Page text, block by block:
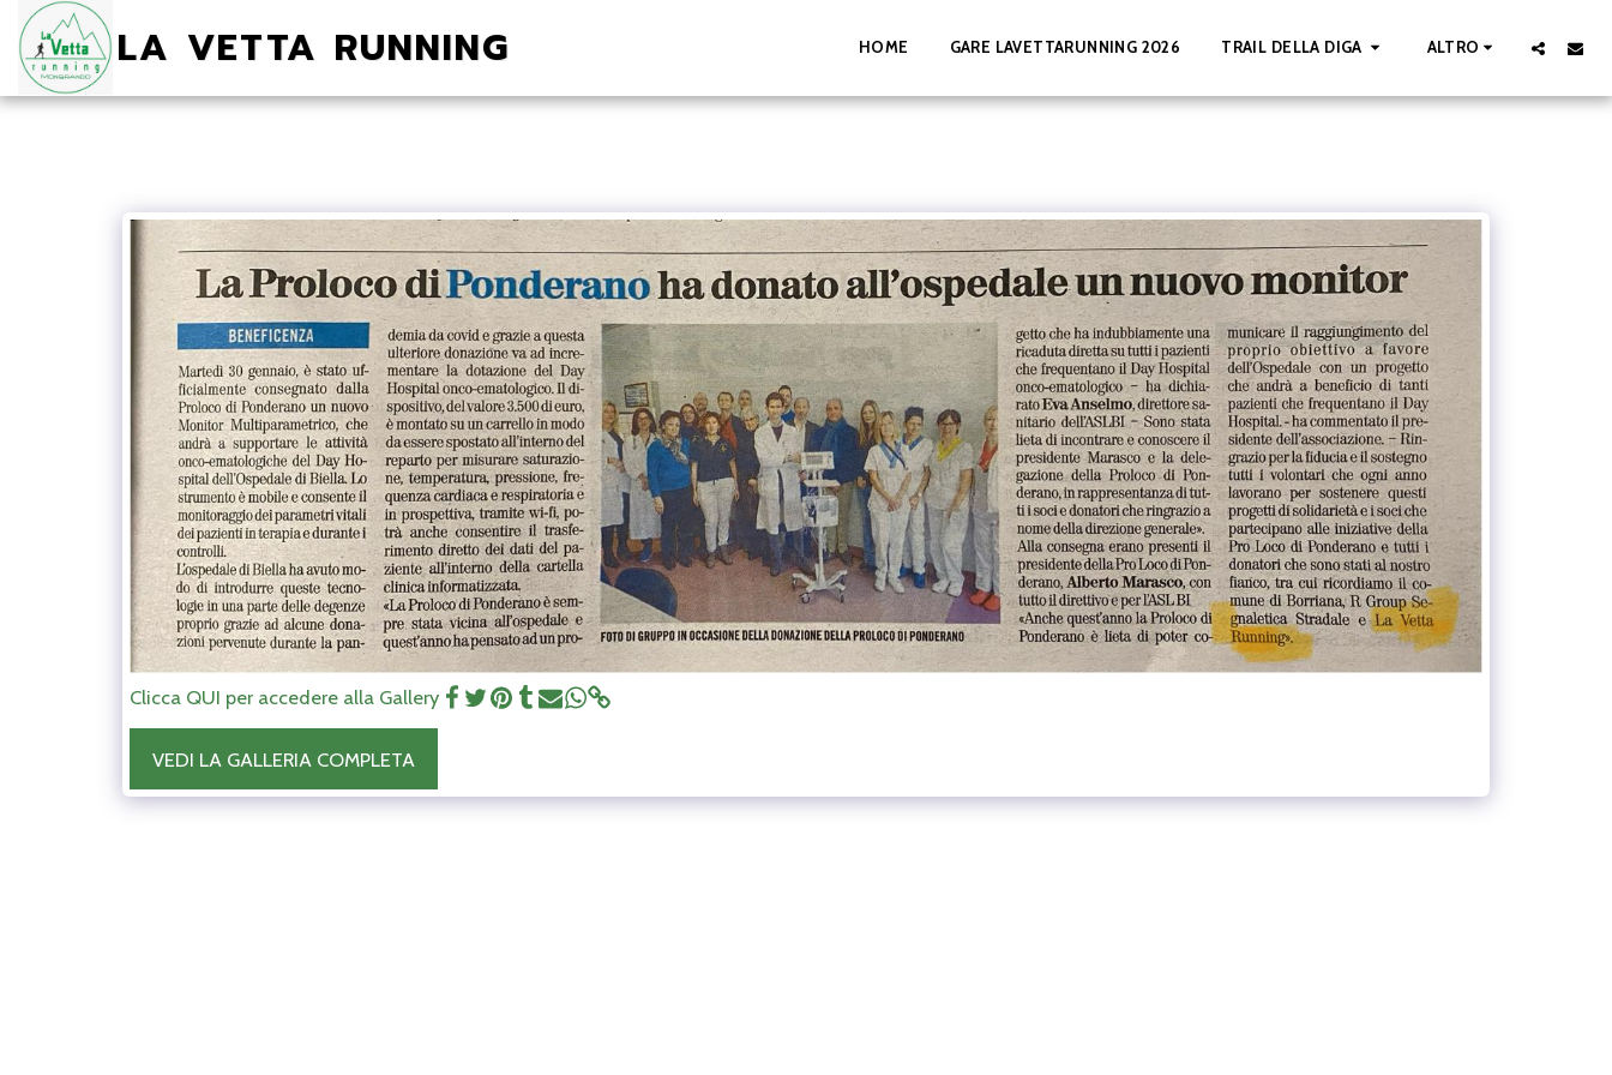
LA VETTA RUNNING HOME GARE LAVETTARUNNING 2026 TRAIL DELLA DIGA ALTRO
Clicca QUI per accedere alla Gallery
VEDI LA GALLERIA COMPLETA